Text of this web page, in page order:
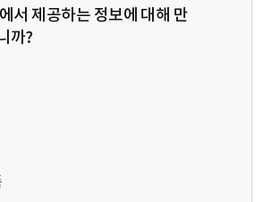
서 제공하는 정보에 대해 만
까?